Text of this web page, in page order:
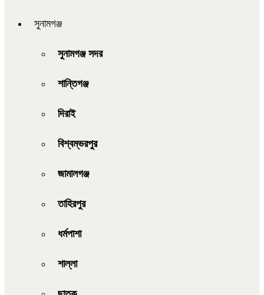
সুনামগঞ্জ
সুনামগঞ্জ সদর
শান্তিগঞ্জ
দিরাই
বিশ্বম্ভরপুর
জামালগঞ্জ
তাহিরপুর
ধর্মপাশা
শাল্লা